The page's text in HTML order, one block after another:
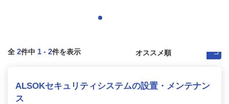
全 2件中 1 - 2件を表示
ALSOKセキュリティシステムの設置・メンテナン
ス